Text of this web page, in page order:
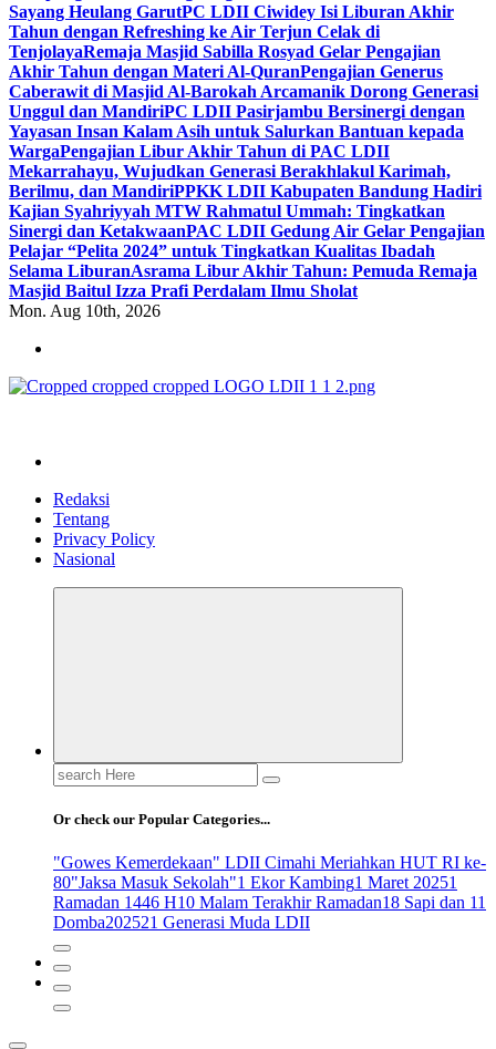
Sayang Heulang GarutPC LDII Ciwidey Isi Liburan Akhir
Tahun dengan Refreshing ke Air Terjun Celak di
TenjolayaRemaja Masjid Sabilla Rosyad Gelar Pengajian
Akhir Tahun dengan Materi Al-QuranPengajian Generus
Caberawit di Masjid Al-Barokah Arcamanik Dorong Generasi
Unggul dan MandiriPC LDII Pasirjambu Bersinergi dengan
Yayasan Insan Kalam Asih untuk Salurkan Bantuan kepada
WargaPengajian Libur Akhir Tahun di PAC LDII
Mekarrahayu, Wujudkan Generasi Berakhlakul Karimah,
Berilmu, dan MandiriPPKK LDII Kabupaten Bandung Hadiri
Kajian Syahriyyah MTW Rahmatul Ummah: Tingkatkan
Sinergi dan KetakwaanPAC LDII Gedung Air Gelar Pengajian
Pelajar “Pelita 2024” untuk Tingkatkan Kualitas Ibadah
Selama LiburanAsrama Libur Akhir Tahun: Pemuda Remaja
Masjid Baitul Izza Prafi Perdalam Ilmu Sholat
Mon. Aug 10th, 2026
Redaksi
Tentang
Privacy Policy
Nasional
Search
for:
Or check our Popular Categories...
"Gowes Kemerdekaan" LDII Cimahi Meriahkan HUT RI ke-
80"Jaksa Masuk Sekolah"1 Ekor Kambing1 Maret 20251
Ramadan 1446 H10 Malam Terakhir Ramadan18 Sapi dan 11
Domba202521 Generasi Muda LDII